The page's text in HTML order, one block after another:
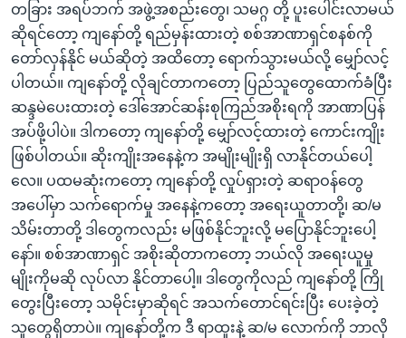
တခြား အရပ်ဘက် အဖွဲ့အစည်းတွေ၊ သမဂ္ဂ တို့ ပူးပေါင်းလာမယ်
ဆိုရင်တော့ ကျနော်တို့ ရည်မှန်းထားတဲ့ စစ်အာဏာရှင်စနစ်ကို
တော်လှန်နိုင် မယ်ဆိုတဲ့ အထိတော့ ရောက်သွားမယ်လို့ မျှော်လင့်
ပါတယ်။ ကျနော်တို့ လိုချင်တာကတော့ ပြည်သူတွေထောက်ခံပြီး
ဆန္ဒမဲပေးထားတဲ့ ဒေါ်အောင်ဆန်းစုကြည်အစိုးရကို အာဏာပြန်
အပ်ဖို့ပါပဲ။ ဒါကတော့ ကျနော်တို့ မျှော်လင့်ထားတဲ့ ကောင်းကျိုး
ဖြစ်ပါတယ်။ ဆိုးကျိုးအနေနဲ့က အမျိုးမျိုးရှိ လာနိုင်တယ်ပေါ့
လေ။ ပထမဆုံးကတော့ ကျနော်တို့ လှုပ်ရှားတဲ့ ဆရာဝန်တွေ
အပေါ်မှာ သက်ရောက်မှု အနေနဲ့ကတော့ အရေးယူတာတို့၊ ဆ/မ
သိမ်းတာတို့ ဒါတွေကလည်း မဖြစ်နိုင်ဘူးလို့ မပြောနိုင်ဘူးပေါ့
နော်။ စစ်အာဏာရှင် အစိုးဆိုတာကတော့ ဘယ်လို အရေးယူမှု
မျိုးကိုမဆို လုပ်လာ နိုင်တာပေါ့။ ဒါတွေကိုလည် ကျနော်တို့ ကြို
တွေးပြီးတော့ သမိုင်းမှာဆိုရင် အသက်တောင်ရင်းပြီး ပေးခဲ့တဲ့
သူတွေရှိတာပဲ။ ကျနော်တို့က ဒီ ရာထူးနဲ့ ဆ/မ လောက်ကို ဘာလို